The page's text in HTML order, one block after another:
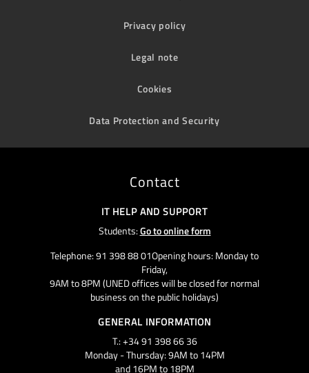
Privacy policy
Legal note
Cookies
Data Protection and Security
Contact
IT HELP AND SUPPORT
Students:Go to online form
Telephone: 91 398 88 01Opening hours: Monday to
Friday,
9AM to 8PM (UNED offices will be closed for normal
business on the public holidays)
GENERAL INFORMATION
T.: +34 91 398 66 36
Monday - Thursday: 9AM to 14PM
and 16PM to 18PM